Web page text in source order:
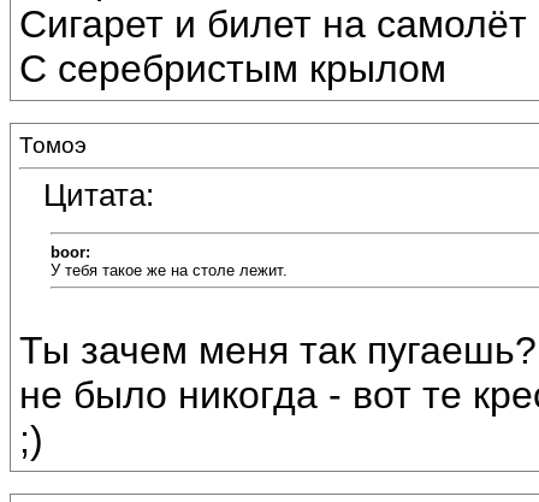
Сигарет и билет на самолёт
С серебристым крылом
Томоэ
Цитата:
boor:
У тебя такое же на столе лежит.
Ты зачем меня так
не было никогда - вот те
;)